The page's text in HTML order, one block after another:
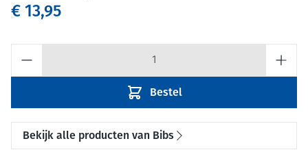
€ 13,95
Bestel
Bekijk alle producten van Bibs